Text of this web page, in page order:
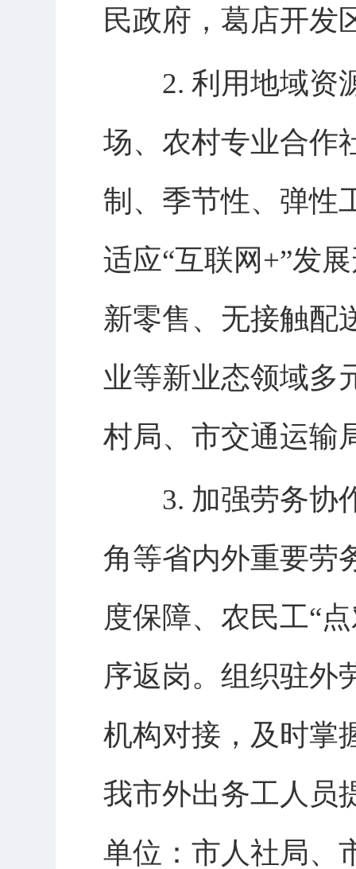
民政府，葛店开发
2. 利用地域资源
场、农村专业合作
制、季节性、弹性
适应“互联网+”发
新零售、无接触配
业等新业态领域多
村局、市交通运输
3. 加强劳务协作
角等省内外重要劳
度保障、农民工“
序返岗。组织驻外
机构对接，及时掌
我市外出务工人员
单位：市人社局、